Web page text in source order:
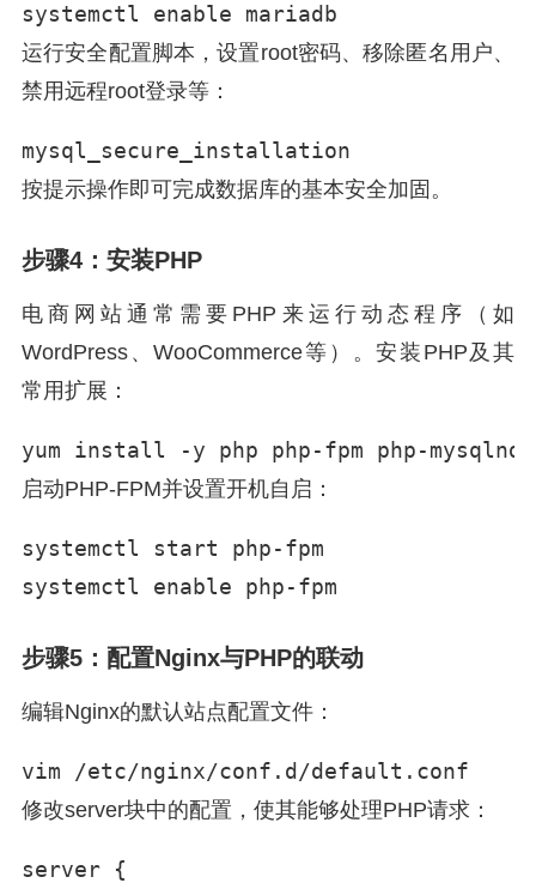
systemctl enable mariadb
运行安全配置脚本，设置root密码、移除匿名用户、
禁用远程root登录等：
mysql_secure_installation
按提示操作即可完成数据库的基本安全加固。
步骤4：安装PHP
电商网站通常需要PHP来运行动态程序（如
WordPress、WooCommerce等）。安装PHP及其
常用扩展：
yum install -y php php-fpm php-
启动PHP-FPM并设置开机自启：
systemctl start php-fpm
systemctl enable php-fpm
步骤5：配置Nginx与PHP的联动
编辑Nginx的默认站点配置文件：
vim /etc/nginx/conf.d/default.conf
修改server块中的配置，使其能够处理PHP请求：
server {